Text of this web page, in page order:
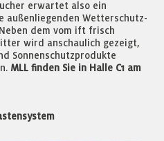
erwartet also ein
außenliegenden Wetterschutz-
dem vom ift frisch
wird anschaulich gezeigt,
Sonnenschutzprodukte
MLL finden Sie in Halle C1 am